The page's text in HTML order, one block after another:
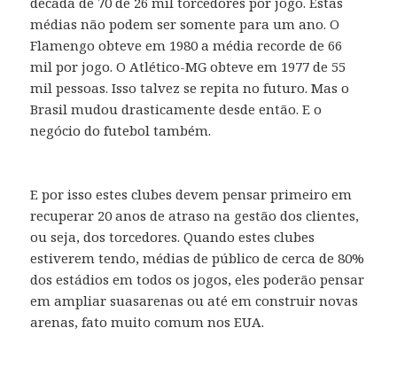
médias não podem ser somente para um ano. O
Flamengo obteve em 1980 a média recorde de 66
mil por jogo. O Atlético-MG obteve em 1977 de 55
mil pessoas. Isso talvez se repita no futuro. Mas o
Brasil mudou drasticamente desde então. E o
negócio do futebol também.
E por isso estes clubes devem pensar primeiro em
recuperar 20 anos de atraso na gestão dos clientes,
ou seja, dos torcedores. Quando estes clubes
estiverem tendo, médias de público de cerca de 80%
dos estádios em todos os jogos, eles poderão pensar
em ampliar suasarenas ou até em construir novas
arenas, fato muito comum nos EUA.